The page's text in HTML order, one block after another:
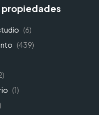
propiedades
(6)
(439)
(1)